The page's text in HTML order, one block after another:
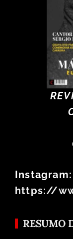
Instagram:
https://
RESUMO